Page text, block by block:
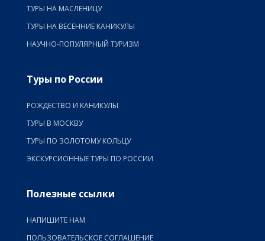
ТУРЫ НА МАСЛЕНИЦУ
ТУРЫ НА ВЕСЕННИЕ КАНИКУЛЫ
НАУЧНО-ПОПУЛЯРНЫЙ ТУРИЗМ
Туры по России
РОЖДЕСТВО И КАНИКУЛЫ
ТУРЫ В МОСКВУ
ТУРЫ ПО ЗОЛОТОМУ КОЛЬЦУ
ЭКСКУРСИОННЫЕ ТУРЫ ПО РОССИИ
Полезные ссылки
НАПИШИТЕ НАМ
ПОЛЬЗОВАТЕЛЬСКОЕ СОГЛАШЕНИЕ